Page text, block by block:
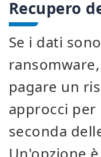
Recupero
Se i dati
pagare un
approcci per
seconda